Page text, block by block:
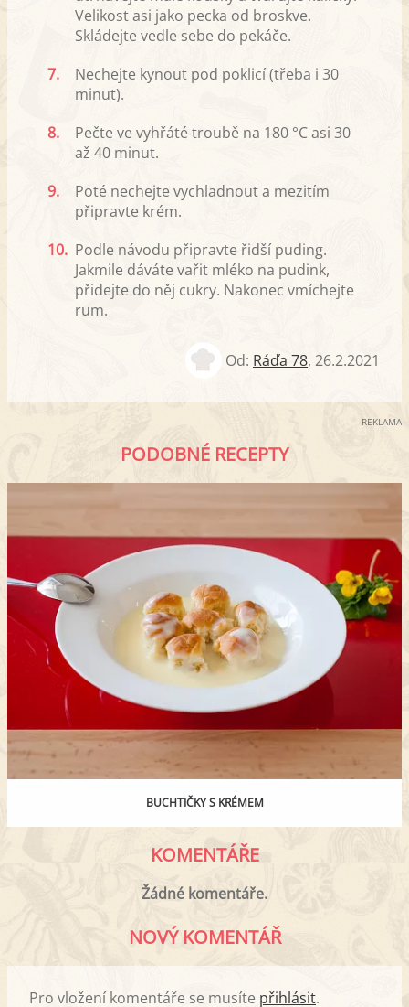
Velikost asi jako pecka od broskve.
Skládejte vedle sebe do pekáče.
7.
Nechejte kynout pod poklicí (třeba i 30
minut).
8.
Pečte ve vyhřáté troubě na 180 °C asi 30
až 40 minut.
9.
Poté nechejte vychladnout a mezitím
připravte krém.
10. Podle návodu připravte řidší puding.
Jakmile dáváte vařit mléko na pudink,
přidejte do něj cukry. Nakonec vmíchejte
rum.
Od: Ráďa 78, 26.2.2021
REKLAMA
PODOBNÉ RECEPTY
BUCHTIČKY S KRÉMEM
KOMENTÁŘE
Žádné komentáře.
NOVÝ KOMENTÁŘ
Pro vložení komentáře se musíte přihlásit.